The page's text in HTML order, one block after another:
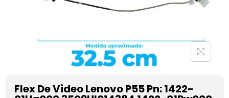
Flex De Video Lenovo P55 Pn: 1422-